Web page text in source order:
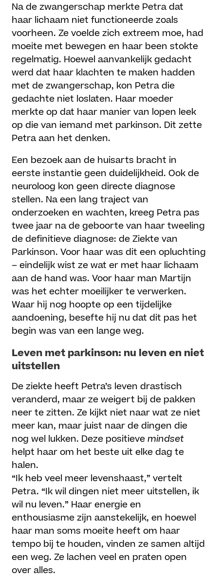
Na de zwangerschap merkte Petra dat
haar lichaam niet functioneerde zoals
voorheen. Ze voelde zich extreem moe, had
moeite met bewegen en haar been stokte
regelmatig. Hoewel aanvankelijk gedacht
werd dat haar klachten te maken hadden
met de zwangerschap, kon Petra die
gedachte niet loslaten. Haar moeder
merkte op dat haar manier van lopen leek
op die van iemand met parkinson. Dit zette
Petra aan het denken.
Een bezoek aan de huisarts bracht in
eerste instantie geen duidelijkheid. Ook de
neuroloog kon geen directe diagnose
stellen. Na een lang traject van
onderzoeken en wachten, kreeg Petra pas
twee jaar na de geboorte van haar tweeling
de definitieve diagnose: de Ziekte van
Parkinson. Voor haar was dit een opluchting
– eindelijk wist ze wat er met haar lichaam
aan de hand was. Voor haar man Martijn
was het echter moeilijker te verwerken.
Waar hij nog hoopte op een tijdelijke
aandoening, besefte hij nu dat dit pas het
begin was van een lange weg.
Leven met parkinson: nu leven en niet
uitstellen
De ziekte heeft Petra’s leven drastisch
veranderd, maar ze weigert bij de pakken
neer te zitten. Ze kijkt niet naar wat ze niet
meer kan, maar juist naar de dingen die
nog wel lukken. Deze positievemindset
helpt haar om het beste uit elke dag te
halen.
“Ik heb veel meer levenshaast,” vertelt
Petra. “Ik wil dingen niet meer uitstellen, ik
wil nu leven.” Haar energie en
enthousiasme zijn aanstekelijk, en hoewel
haar man soms moeite heeft om haar
tempo bij te houden, vinden ze samen altijd
een weg. Ze lachen veel en praten open
over alles.